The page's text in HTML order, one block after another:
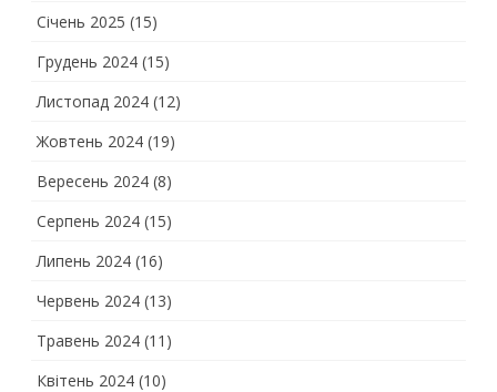
Січень 2025 (15)
Грудень 2024 (15)
Листопад 2024 (12)
Жовтень 2024 (19)
Вересень 2024 (8)
Серпень 2024 (15)
Липень 2024 (16)
Червень 2024 (13)
Травень 2024 (11)
Квітень 2024 (10)